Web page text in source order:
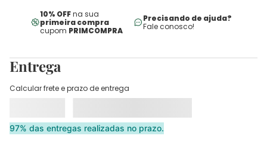
10% OFFna sua
primeira compra
cupom PRIMCOMPRA
Precisando de ajuda?
Fale conosco!
Entrega
Calcular frete e prazo de entrega
97% das entregas realizadas no prazo.